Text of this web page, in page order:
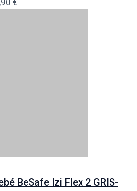
€
BeSafe Izi Flex 2 GRIS-